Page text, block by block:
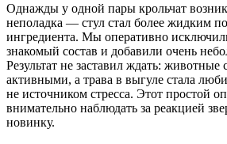
Однажды у одной пары крольчат
неполадка — стул стал более жидким
ингредиента. Мы оперативно
знакомый состав и добавили очень
Результат не заставил ждать: животные
активными, а трава в выгуле стала
не источником стресса. Этот простой
внимательно наблюдать за реакцией
новинку.